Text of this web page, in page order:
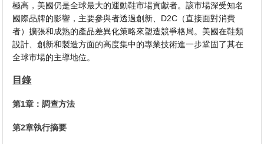
極高，美國仍是全球最大的運動鞋市場貢獻者。該市場深受知名
國際品牌的影響，主要參與者透過創新、D2C（直接面對消費
者）擴張和成熟的產品差異化策略來塑造競爭格​​局。美國在鞋類
設計、創新和製造方面的高度集中的專業技術進一步鞏固了其在
全球市場的主導地位。
目錄
第1章：調查方法
第2章執行摘要